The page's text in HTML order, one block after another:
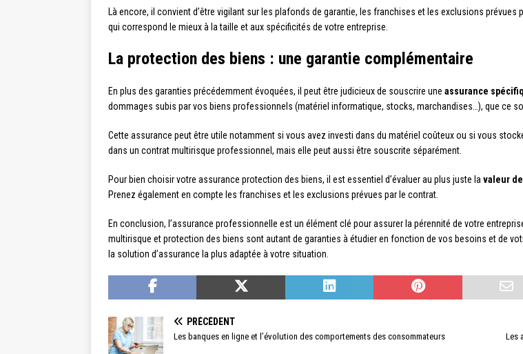
Là encore, il convient d’être vigilant sur les plafonds de garantie, les franchises et les exclusions
qui correspond le mieux à la taille et aux spécificités de votre entreprise.
La protection des biens : une garantie complémentaire
En plus des garanties précédemment évoquées, il peut être judicieux de souscrire une assurance
dommages subis par vos biens professionnels (matériel informatique, stocks, marchandises…), que ce
Cette assurance peut être utile notamment si vous avez investi dans du matériel coûteux ou si vous
dans un contrat multirisque professionnel, mais elle peut aussi être souscrite séparément.
Pour bien choisir votre assurance protection des biens, il est essentiel d’évaluer au plus juste la valeur
Prenez également en compte les franchises et les exclusions prévues par le contrat.
En conclusion, l’assurance professionnelle est un élément clé pour assurer la pérennité de votre
multirisque et protection des biens sont autant de garanties à étudier en fonction de vos besoins et de
la solution d’assurance la plus adaptée à votre situation.
PRÉCÉDENT
Les banques en ligne et l’évolution des comportements des consommateurs
Les